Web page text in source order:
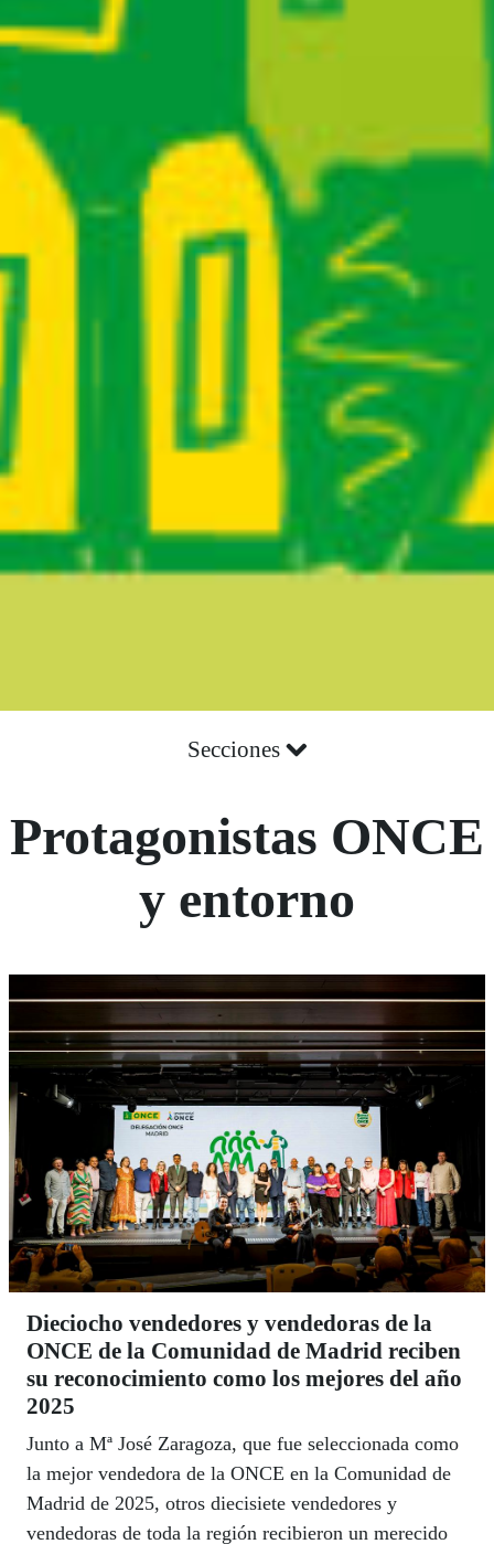
Secciones
Protagonistas ONCE
y entorno
Dieciocho vendedores y vendedoras de la
ONCE de la Comunidad de Madrid reciben
su reconocimiento como los mejores del año
2025
Junto a Mª José Zaragoza, que fue seleccionada como
la mejor vendedora de la ONCE en la Comunidad de
Madrid de 2025, otros diecisiete vendedores y
vendedoras de toda la región recibieron un merecido